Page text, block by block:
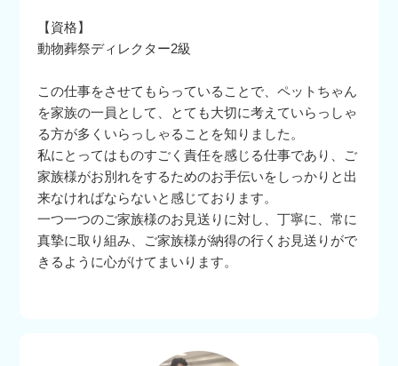
【資格】
動物葬祭ディレクター2級
この仕事をさせてもらっていることで、ペットちゃん
を家族の一員として、とても大切に考えていらっしゃ
る方が多くいらっしゃることを知りました。
私にとってはものすごく責任を感じる仕事であり、ご
家族様がお別れをするためのお手伝いをしっかりと出
来なければならないと感じております。
一つ一つのご家族様のお見送りに対し、丁寧に、常に
真摯に取り組み、ご家族様が納得の行くお見送りがで
きるように心がけてまいります。